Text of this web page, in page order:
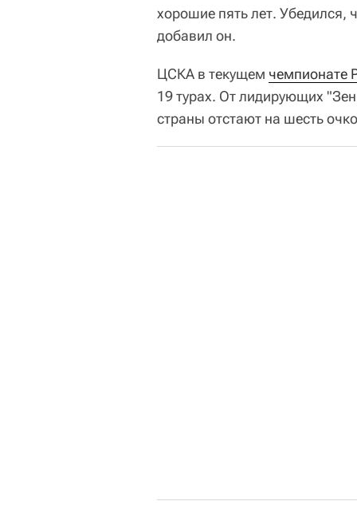
хорошие пять лет. Убедился,
добавил он.
ЦСКА в текущем чемпионате
19 турах. От лидирующих
страны отстают на шесть